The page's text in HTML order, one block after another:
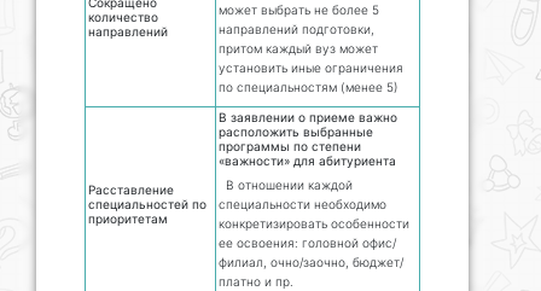
количество
направлений
может выбрать не более 5
направлений подготовки,
притом каждый вуз может
установить иные ограничения
по специальностям (менее 5)
Расставление
специальностей по
приоритетам
В заявлении о приеме важно
расположить выбранные
программы по степени
«важности» для абитуриента
В отношении каждой
специальности необходимо
конкретизировать особенности
ее освоения: головной офис/
филиал, очно/заочно, бюджет/
платно и пр.